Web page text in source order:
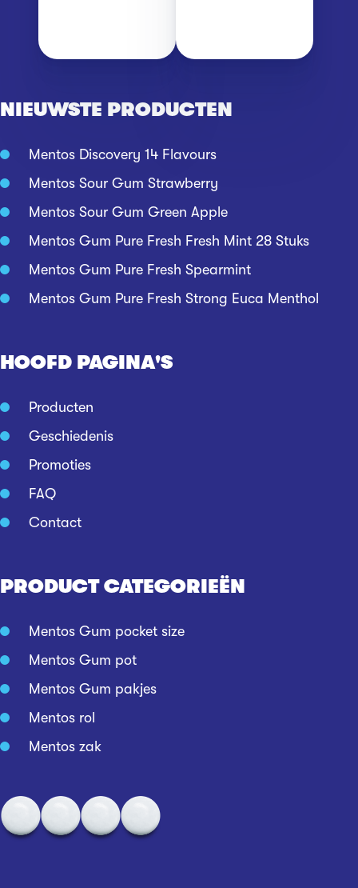
NIEUWSTE PRODUCTEN
Mentos Discovery 14 Flavours
Mentos Sour Gum Strawberry
Mentos Sour Gum Green Apple
Mentos Gum Pure Fresh Fresh Mint 28 Stuks
Mentos Gum Pure Fresh Spearmint
Mentos Gum Pure Fresh Strong Euca Menthol
HOOFD PAGINA'S
Producten
Geschiedenis
Promoties
FAQ
Contact
PRODUCT CATEGORIEËN
Mentos Gum pocket size
Mentos Gum pot
Mentos Gum pakjes
Mentos rol
Mentos zak